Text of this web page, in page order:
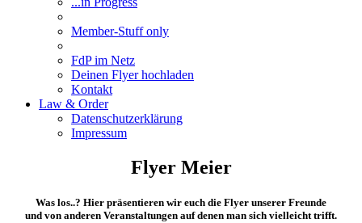
Member-Stuff only
FdP im Netz
Deinen Flyer hochladen
Kontakt
Law & Order
Datenschutzerklärung
Impressum
Flyer Meier
Was los..? Hier präsentieren wir euch die Flyer unserer Freunde
und von anderen Veranstaltungen auf denen man sich vielleicht trifft.